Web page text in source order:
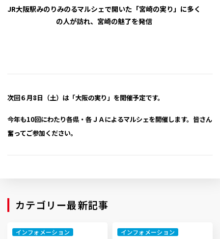
JR大阪駅みのりみのるマルシェで開いた「宮崎の実り」に多く
の人が訪れ、宮崎の魅了を発信
次回６月8日（土）は「大阪の実り」を開催予定です。
今年も10回にわたり各県・各ＪＡによるマルシェを開催します。皆さん
奮ってご参加ください。
カテゴリー最新記事
インフォメーション インフォメーション